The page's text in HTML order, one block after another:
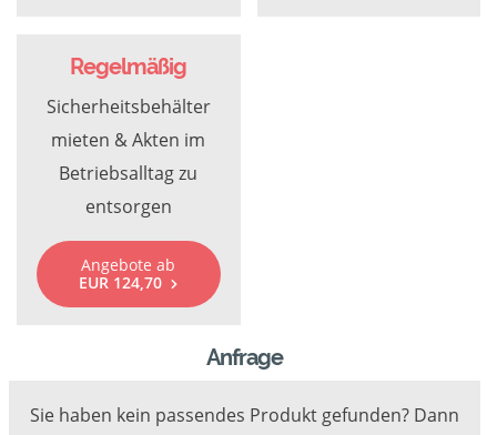
Regelmäßig
Sicherheitsbehälter
mieten & Akten im
Betriebsalltag zu
entsorgen
Angebote ab
EUR 124,70
Anfrage
Sie haben kein passendes Produkt gefunden? Dann